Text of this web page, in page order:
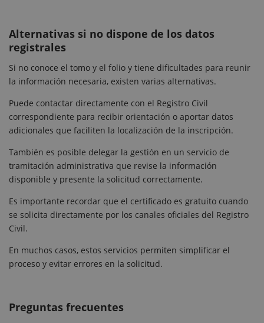
Alternativas si no dispone de los datos
registrales
Si no conoce el tomo y el folio y tiene dificultades para reunir
la información necesaria, existen varias alternativas.
Puede contactar directamente con el Registro Civil
correspondiente para recibir orientación o aportar datos
adicionales que faciliten la localización de la inscripción.
También es posible delegar la gestión en un servicio de
tramitación administrativa que revise la información
disponible y presente la solicitud correctamente.
Es importante recordar que el certificado es gratuito cuando
se solicita directamente por los canales oficiales del Registro
Civil.
En muchos casos, estos servicios permiten simplificar el
proceso y evitar errores en la solicitud.
Preguntas frecuentes